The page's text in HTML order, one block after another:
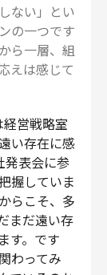
ない」とい
の一つです
ら一層、組
えは感じて
営戦略室
い存在に感
発表会に参
握していま
らこそ、多
まだ遠い存
す。です
わってみ